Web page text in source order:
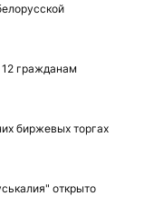
гражданам
биржевых торгах
открыто